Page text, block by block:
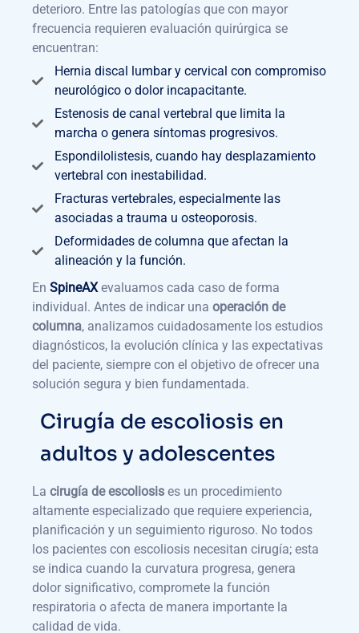
deterioro. Entre las patologías que con mayor
frecuencia requieren evaluación quirúrgica se
encuentran:
Hernia discal lumbar y cervical con compromiso
neurológico o dolor incapacitante.
Estenosis de canal vertebral que limita la
marcha o genera síntomas progresivos.
Espondilolistesis, cuando hay desplazamiento
vertebral con inestabilidad.
Fracturas vertebrales, especialmente las
asociadas a trauma u osteoporosis.
Deformidades de columna que afectan la
alineación y la función.
En SpineAX evaluamos cada caso de forma
individual. Antes de indicar una operación de
columna, analizamos cuidadosamente los estudios
diagnósticos, la evolución clínica y las expectativas
del paciente, siempre con el objetivo de ofrecer una
solución segura y bien fundamentada.
Cirugía de escoliosis en
adultos y adolescentes
La cirugía de escoliosis es un procedimiento
altamente especializado que requiere experiencia,
planificación y un seguimiento riguroso. No todos
los pacientes con escoliosis necesitan cirugía; esta
se indica cuando la curvatura progresa, genera
dolor significativo, compromete la función
respiratoria o afecta de manera importante la
calidad de vida.